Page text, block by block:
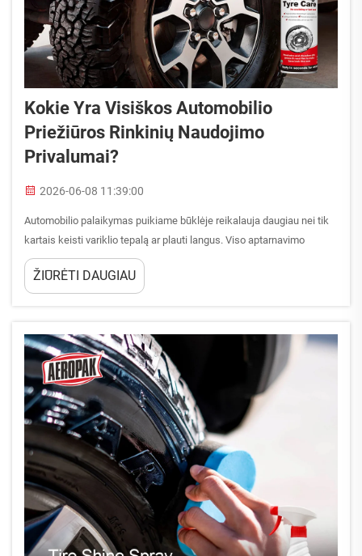
Kokie Yra Visiškos Automobilio
Priežiūros Rinkinių Naudojimo
Privalumai?
2026-06-08 11:39:00
Automobilio palaikymas puikiame būklėje reikalauja daugiau nei tik
kartais keisti variklio tepalą ar plauti langus. Viso aptarnavimo
rinkinio požiūris į visišką automobilio techninį aptarnavimą
koordinuotai ir nuolat apima visus automobilio sistemas ir paviršius.
ŽIŪRĖTI DAUGIAU